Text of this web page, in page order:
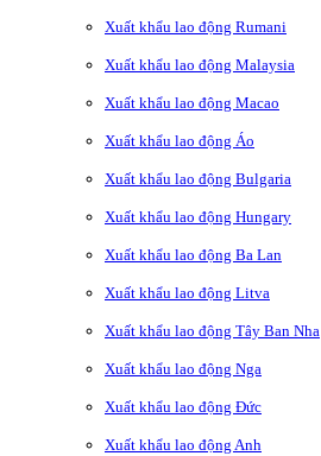
Xuất khẩu lao động Rumani
Xuất khẩu lao động Malaysia
Xuất khẩu lao động Macao
Xuất khẩu lao động Áo
Xuất khẩu lao động Bulgaria
Xuất khẩu lao động Hungary
Xuất khẩu lao động Ba Lan
Xuất khẩu lao động Litva
Xuất khẩu lao động Tây Ban Nha
Xuất khẩu lao động Nga
Xuất khẩu lao động Đức
Xuất khẩu lao động Anh